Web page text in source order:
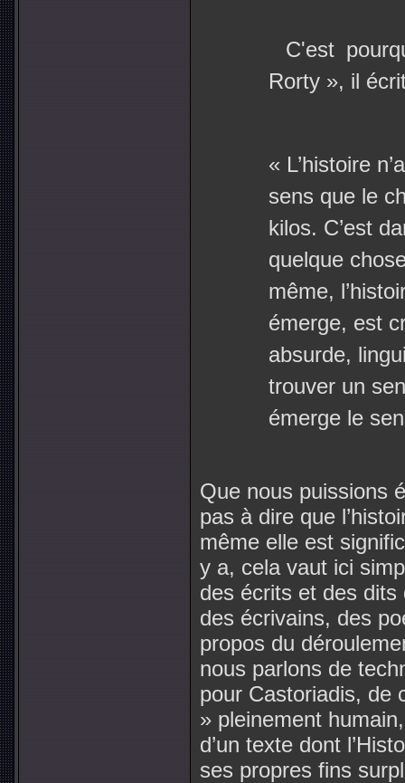
C'est
Rorty », il
« L’histoire
sens que le
kilos. C’est
quelque
même,
émerge, est
absurde,
trouver un
émerge le
Que nous puissions
pas à dire que
même elle est
y a, cela vaut ici
des écrits et des
des écrivains, des
propos du
nous parlons de
pour Castoriadis, de
» pleinement
d’un texte dont
ses propres fins